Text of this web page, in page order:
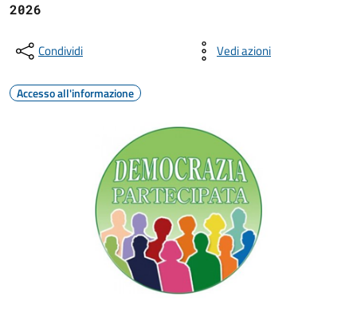
2026
Condividi Vedi azioni
Accesso all'informazione